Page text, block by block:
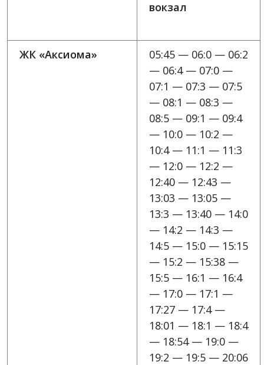
вокзал
ЖК «Аксиома»
05:45 — 06:0 — 06:2
— 06:4 — 07:0 —
07:1 — 07:3 — 07:5
— 08:1 — 08:3 —
08:5 — 09:1 — 09:4
— 10:0 — 10:2 —
10:4 — 11:1 — 11:3
— 12:0 — 12:2 —
12:40 — 12:43 —
13:03 — 13:05 —
13:3 — 13:40 — 14:0
— 14:2 — 14:3 —
14:5 — 15:0 — 15:15
— 15:2 — 15:38 —
15:5 — 16:1 — 16:4
— 17:0 — 17:1 —
17:27 — 17:4 —
18:01 — 18:1 — 18:4
— 18:54 — 19:0 —
19:2 — 19:5 — 20:06